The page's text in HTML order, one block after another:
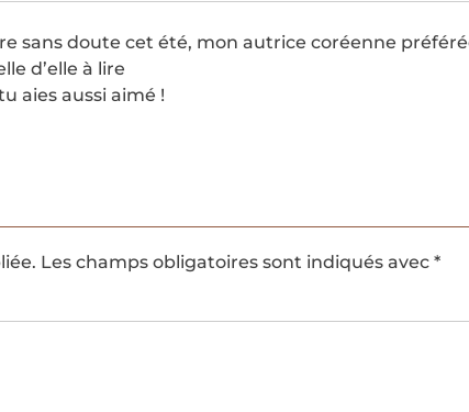
sans doute cet été, mon autrice coréenne
d’elle à lire
aies aussi aimé !
Les champs obligatoires sont indiqués avec *